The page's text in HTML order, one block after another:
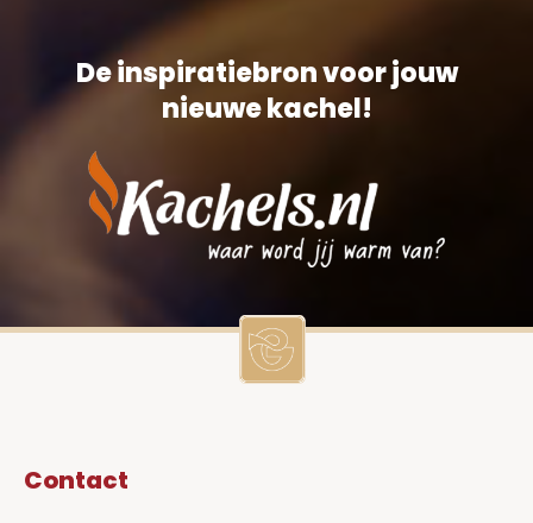
De inspiratiebron voor jouw
nieuwe kachel!
Contact